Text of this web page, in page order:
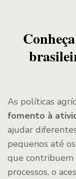
As políticas
fomento à
ajudar
pequenos até
que contribuem
processos, o